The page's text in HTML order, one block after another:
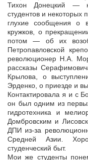
Тихон Донецкий —
студентов и
глухие сообщения о
кружков, о
потом — об их
Петропавловской
революционер Н.А.
рассказы
Крылова, о
Эрденко, о приезде и
Контактировала я и с
он был одним из
гидротехника и
Домбровским и
ДПИ из-за
Средней Азии.
студенческий быт.
Мои же студенты